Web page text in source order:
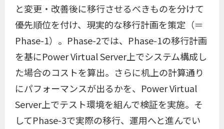
と変更・改善後に移行させるべきものを分けて
優先順位を付け、現実的な移行計画を策定（＝
Phase-1）。Phase-2では、Phase-1の移行計画
を基にPower Virtual Server上でシステム構成し
た場合のコストを算出。さらに机上の計算通り
にパフォーマンスが出るかを、Power Virtual
Server上でテスト環境を組んで検証を実施。そ
してPhase-3で実際の移行、運用へと進んでい